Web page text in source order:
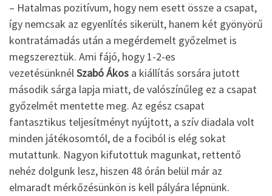
– Hatalmas pozitívum, hogy nem esett össze a csapat,
így nemcsak az egyenlítés sikerült, hanem két gyönyörű
kontratámadás után a megérdemelt győzelmet is
megszereztük. Ami fájó, hogy 1-2-es
vezetésünknélSzabó Ákos a kiállítás sorsára jutott
második sárga lapja miatt, de valószínűleg ez a csapat
győzelmét mentette meg. Az egész csapat
fantasztikus teljesítményt nyújtott, a szív diadala volt
minden játékosomtól, de a fociból is elég sokat
mutattunk. Nagyon kifutottuk magunkat, rettentő
nehéz dolgunk lesz, hiszen 48 órán belül már az
elmaradt mérkőzésünkön is kell pályára lépnünk.